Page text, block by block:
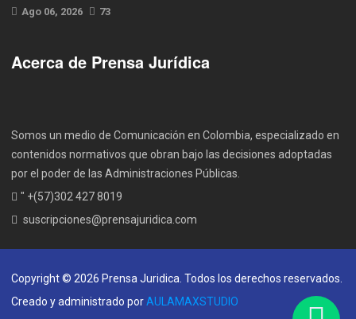
Ago 06, 2026 73
Acerca de Prensa Jurídica
Somos un medio de Comunicación en Colombia, especializado en
contenidos normativos que obran bajo las decisiones adoptadas
por el poder de las Administraciones Públicas.
" +(57)302 427 8019
suscripciones@prensajuridica.com
Copyright © 2026 Prensa Juridica. Todos los derechos reservados.
Creado y administrado por AULAMAXSTUDIO